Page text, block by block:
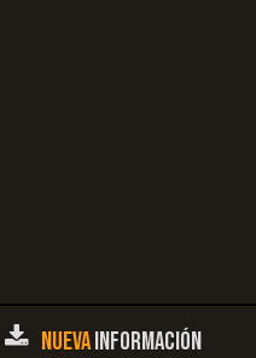
NUEVAINFORMACIÓN